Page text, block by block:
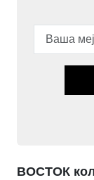
ВОСТОК